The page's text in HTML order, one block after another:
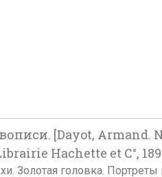
[Dayot, Armand.
Hachette et C°,
Золотая головка.